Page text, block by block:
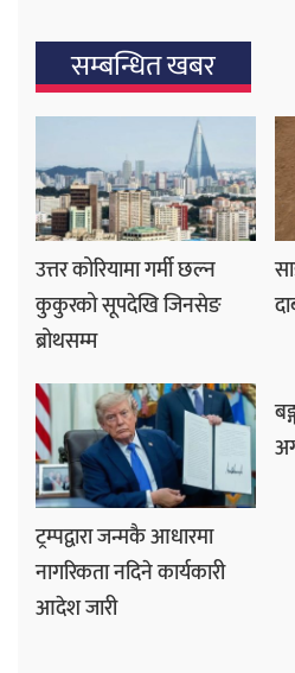
सम्बन्धित खबर
उत्तर कोरियामा गर्मी छल्न
कुकुरको सूपदेखि जिनसेङ
ब्रोथसम्म
ट्रम्पद्वारा जन्मकै आधारमा
नागरिकता नदिने कार्यकारी
आदेश जारी